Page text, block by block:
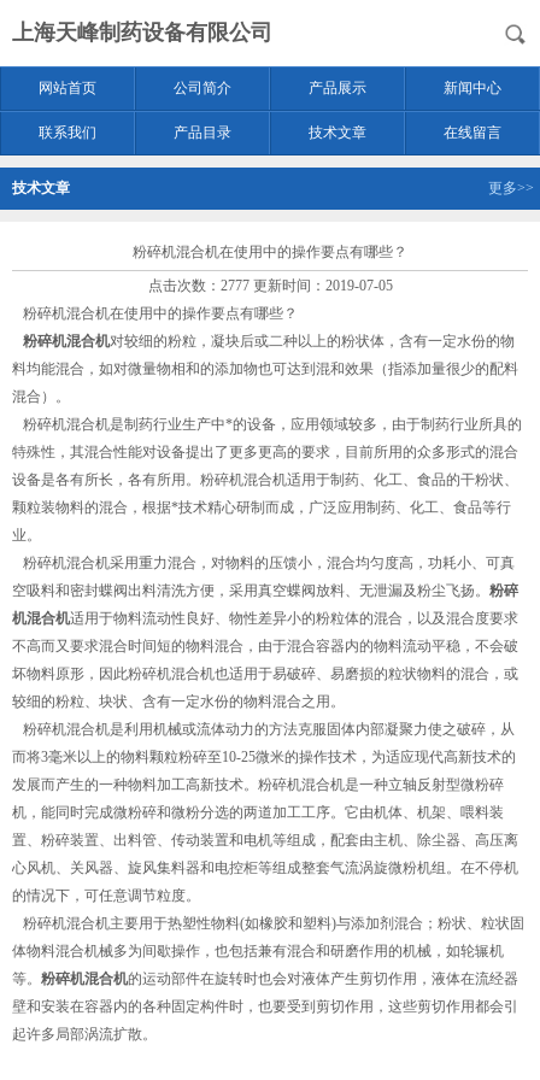
上海天峰制药设备有限公司
网站首页 公司简介 产品展示 新闻中心
联系我们 产品目录 技术文章 在线留言
技术文章 更多>>
粉碎机混合机在使用中的操作要点有哪些？
点击次数：2777 更新时间：2019-07-05
粉碎机混合机在使用中的操作要点有哪些？
粉碎机混合机对较细的粉粒，凝块后或二种以上的粉状体，含有一定水份的物
料均能混合，如对微量物相和的添加物也可达到混和效果（指添加量很少的配料
混合）。
粉碎机混合机是制药行业生产中*的设备，应用领域较多，由于制药行业所具的
特殊性，其混合性能对设备提出了更多更高的要求，目前所用的众多形式的混合
设备是各有所长，各有所用。粉碎机混合机适用于制药、化工、食品的干粉状、
颗粒装物料的混合，根据*技术精心研制而成，广泛应用制药、化工、食品等行
业。
粉碎机混合机采用重力混合，对物料的压馈小，混合均匀度高，功耗小、可真
空吸料和密封蝶阀出料清洗方便，采用真空蝶阀放料、无泄漏及粉尘飞扬。 粉碎
机混合机适用于物料流动性良好、物性差异小的粉粒体的混合，以及混合度要求
不高而又要求混合时间短的物料混合，由于混合容器内的物料流动平稳，不会破
坏物料原形，因此粉碎机混合机也适用于易破碎、易磨损的粒状物料的混合，或
较细的粉粒、块状、含有一定水份的物料混合之用。
粉碎机混合机是利用机械或流体动力的方法克服固体内部凝聚力使之破碎，从
而将3毫米以上的物料颗粒粉碎至10-25微米的操作技术，为适应现代高新技术的
发展而产生的一种物料加工高新技术。粉碎机混合机是一种立轴反射型微粉碎
机，能同时完成微粉碎和微粉分选的两道加工工序。它由机体、机架、喂料装
置、粉碎装置、出料管、传动装置和电机等组成，配套由主机、除尘器、高压离
心风机、关风器、旋风集料器和电控柜等组成整套气流涡旋微粉机组。在不停机
的情况下，可任意调节粒度。
粉碎机混合机主要用于热塑性物料(如橡胶和塑料)与添加剂混合；粉状、粒状固
体物料混合机械多为间歇操作，也包括兼有混合和研磨作用的机械，如轮辗机
等。 粉碎机混合机的运动部件在旋转时也会对液体产生剪切作用，液体在流经器
壁和安装在容器内的各种固定构件时，也要受到剪切作用，这些剪切作用都会引
起许多局部涡流扩散。